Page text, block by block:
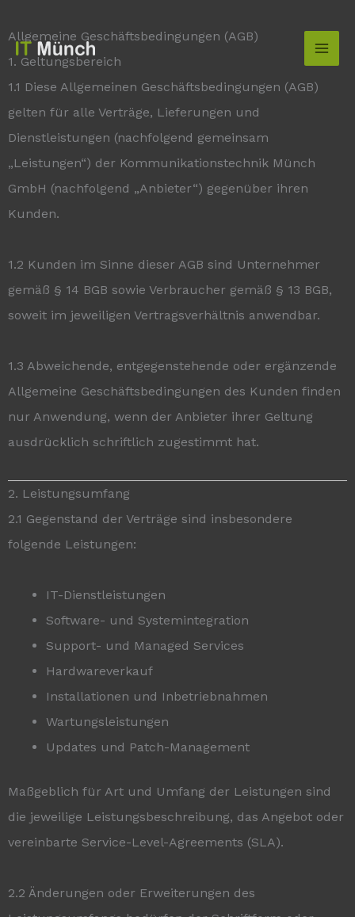
Inhalt
springen
Allgemeine Geschäftsbedingungen (AGB)
1. Geltungsbereich
1.1 Diese Allgemeinen Geschäftsbedingungen (AGB)
gelten für alle Verträge, Lieferungen und
Dienstleistungen (nachfolgend gemeinsam
„Leistungen“) der Kommunikationstechnik Münch
GmbH (nachfolgend „Anbieter“) gegenüber ihren
Kunden.
1.2 Kunden im Sinne dieser AGB sind Unternehmer
gemäß § 14 BGB sowie Verbraucher gemäß § 13 BGB,
soweit im jeweiligen Vertragsverhältnis anwendbar.
1.3 Abweichende, entgegenstehende oder ergänzende
Allgemeine Geschäftsbedingungen des Kunden finden
nur Anwendung, wenn der Anbieter ihrer Geltung
ausdrücklich schriftlich zugestimmt hat.
2. Leistungsumfang
2.1 Gegenstand der Verträge sind insbesondere
folgende Leistungen:
IT-Dienstleistungen
Software- und Systemintegration
Support- und Managed Services
Hardwareverkauf
Installationen und Inbetriebnahmen
Wartungsleistungen
Updates und Patch-Management
Maßgeblich für Art und Umfang der Leistungen sind
die jeweilige Leistungsbeschreibung, das Angebot oder
vereinbarte Service-Level-Agreements (SLA).
2.2 Änderungen oder Erweiterungen des